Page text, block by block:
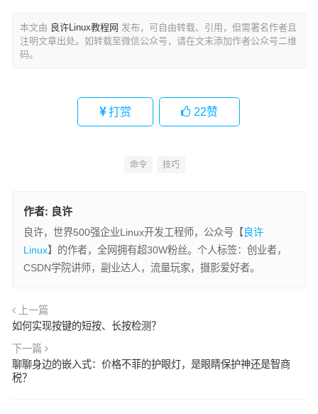
本文由 良许Linux教程网 发布，可自由转载、引用，但需署名作者且
注明文章出处。如转载至微信公众号，请在文末添加作者公众号二维
码。
打赏 22赞
命令 技巧
作者: 良许
良许，世界500强企业Linux开发工程师，公众号【 良许
Linux】的作者，全网拥有超30W粉丝。个人标签：创业者，
CSDN学院讲师，副业达人，流量玩家，摄影爱好者。
上一篇
如何实现按键的短按、长按检测？
下一篇
聊聊身边的嵌入式：价格不菲的护眼灯，是眼睛保护神还是智商
税？